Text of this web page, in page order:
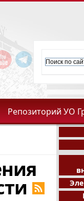
Репозиторий УО